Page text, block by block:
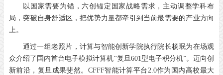
以国家需要为锚，六创锚定国家战略需求，主动调整学科布
局，突破自身舒适区，把优势力量都牵引到当前最需要的产业方向
上。
通过一组老照片，计算与智能创新学院执行院长杨珉为在场观
众介绍了国内首台电子模拟计算机“复旦601型电子积分机”。迈向创
新前沿，复旦成果斐然。CFFF智能计算平台2.0作为国内高校最大